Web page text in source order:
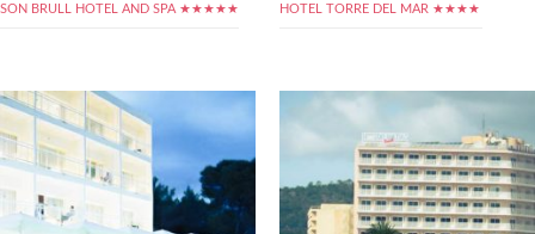
SON BRULL HOTEL AND SPA ★★★★★ HOTEL TORRE DEL MAR ★★★★